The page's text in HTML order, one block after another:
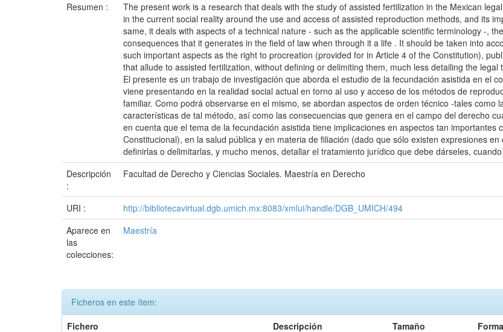
Resumen :
The present work is a research that deals with the study of assisted fertilization in the Mexican
in the current social reality around the use and access of assisted reproduction methods, and its
same, it deals with aspects of a technical nature - such as the applicable scientific terminology -,
consequences that it generates in the field of law when through it a life . It should be taken into
such important aspects as the right to procreation (provided for in Article 4 of the Constitution),
that allude to assisted fertilization, without defining or delimiting them, much less detailing the
El presente es un trabajo de investigación que aborda el estudio de la fecundación asistida en el
viene presentando en la realidad social actual en torno al uso y acceso de los métodos de
familiar. Como podrá observarse en el mismo, se abordan aspectos de orden técnico -tales como
características de tal método, así como las consecuencias que genera en el campo del derecho
en cuenta que el tema de la fecundación asistida tiene implicaciones en aspectos tan
Constitucional), en la salud pública y en materia de filiación (dado que sólo existen expresiones
definirlas o delimitarlas, y mucho menos, detallar el tratamiento jurídico que debe dárseles,
Descripción
:
Facultad de Derecho y Ciencias Sociales. Maestría en Derecho
URI :
http://bibliotecavirtual.dgb.umich.mx:8083/xmlui/handle/DGB_UMICH/494
Aparece en
las
colecciones:
Maestría
Ficheros en este ítem:
Fichero
Descripción Tamaño